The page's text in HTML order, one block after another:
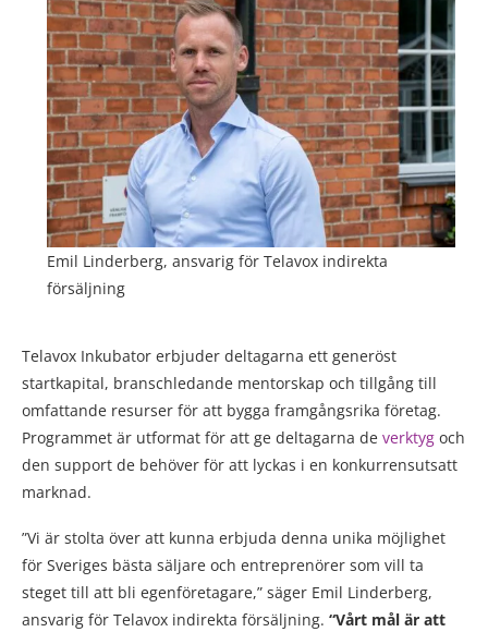
Emil Linderberg, ansvarig för Telavox indirekta
försäljning
Telavox Inkubator erbjuder deltagarna ett generöst
startkapital, branschledande mentorskap och tillgång till
omfattande resurser för att bygga framgångsrika företag.
Programmet är utformat för att ge deltagarna de verktyg och
den support de behöver för att lyckas i en konkurrensutsatt
marknad.
”Vi är stolta över att kunna erbjuda denna unika möjlighet
för Sveriges bästa säljare och entreprenörer som vill ta
steget till att bli egenföretagare,” säger Emil Linderberg,
ansvarig för Telavox indirekta försäljning. “Vårt mål är att